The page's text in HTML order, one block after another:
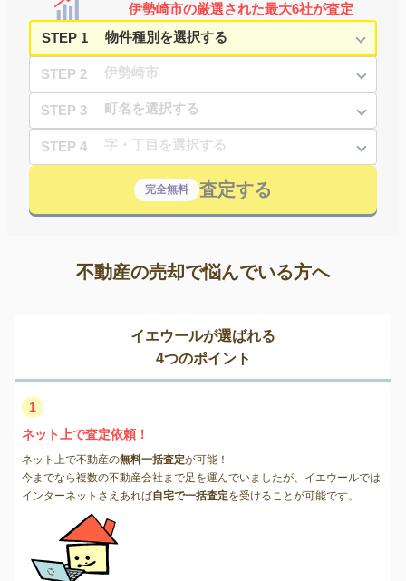
伊勢崎市の厳選された最大6社が査定
STEP 1
STEP 2
STEP 3
STEP 4
完全無料 査定する
不動産の売却で悩んでいる方へ
イエウールが選ばれる
4つのポイント
1
ネット上で査定依頼！
ネット上で不動産の無料一括査定が可能！
今までなら複数の不動産会社まで足を運んでいましたが、イエウールでは
インターネットさえあれば自宅で一括査定を受けることが可能です。